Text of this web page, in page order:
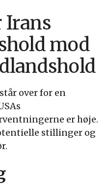
Irans
mod
over for en
er høje.
stillinger og